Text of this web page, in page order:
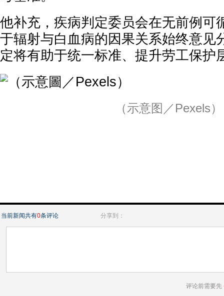
他补充，疾病判定委员会在无前例可
于辐射与白血病的因果关系始终意见
定将有助于统一标准、提升劳工保护
（示意图／Pexels）
当前新闻共有0条评论 分享到：
评论前需要先